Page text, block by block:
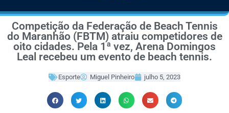
Competição da Federação de Beach Tennis
do Maranhão (FBTM) atraiu competidores de
oito cidades. Pela 1ª vez, Arena Domingos
Leal recebeu um evento de beach tennis.
Esporte Miguel Pinheiro julho 5, 2023